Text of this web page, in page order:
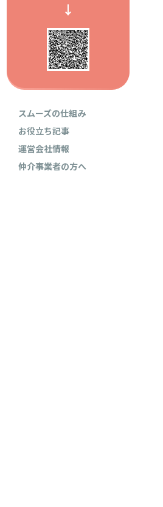
↓
スムーズの仕組み
お役立ち記事
運営会社情報
仲介事業者の方へ